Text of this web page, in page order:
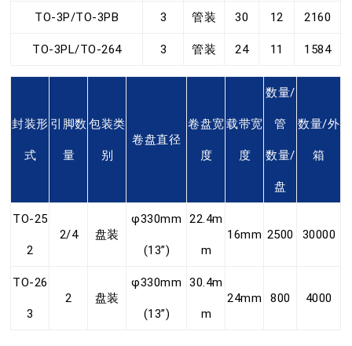
TO-3P/TO-3PB 3 管装 30 12 2160
TO-3PL/TO-264 3 管装 24 11 1584
封装形
式
引脚数
量
包装类
别
卷盘直径
卷盘宽
度
载带宽
度
数量/
管
数量/
盘
数量/外
箱
TO-25
2
2/4 盘装
φ330mm
(13”)
22.4m
m
16mm 2500 30000
TO-26
3
2 盘装
φ330mm
(13”)
30.4m
m
24mm 800 4000